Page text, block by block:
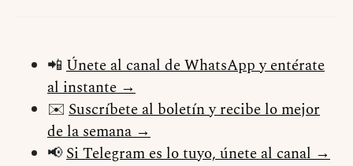
📲 Únete al canal de WhatsApp y entérate
al instante →
✉️ Suscríbete al boletín y recibe lo mejor
de la semana →
📢Si Telegram es lo tuyo, únete al canal →